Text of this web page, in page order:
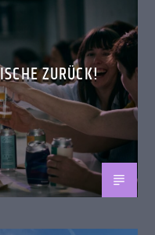
ZURÜCK!